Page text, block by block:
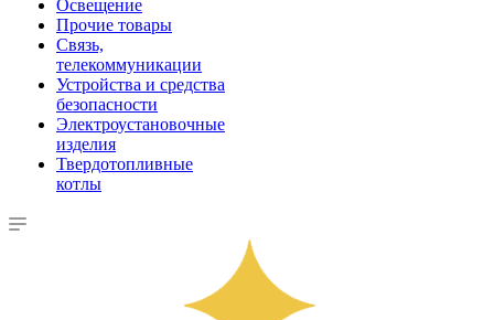
Освещение
Прочие товары
Связь,
телекоммуникации
Устройства и средства
безопасности
Электроустановочные
изделия
Твердотопливные
котлы